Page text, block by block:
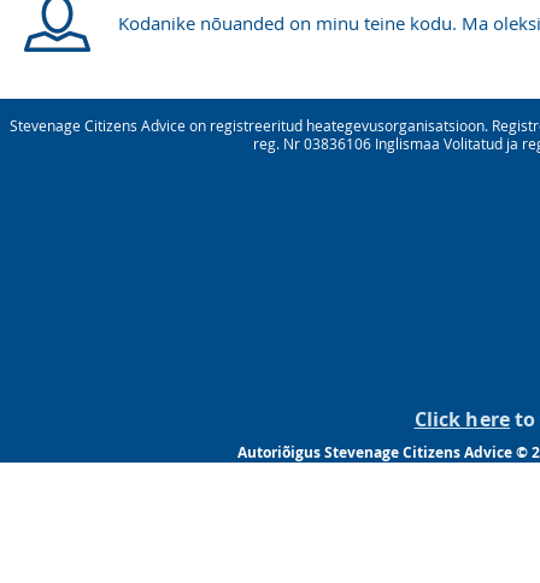
Kodanike nõuanded on minu teine kodu. Ma
Stevenage Citizens Advice on registreeritud heategevusorganisatsioon.
reg. Nr 03836106 Inglismaa Volitatud ja
Click hereto
Autoriõigus Stevenage Citizens Advice ©